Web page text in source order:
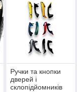
Ручки та кнопки
дверей і
склопідйомників